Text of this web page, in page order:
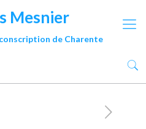
Mesnier
de Charente